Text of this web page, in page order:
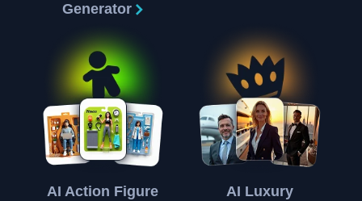
Generator
AI Action Figure
AI Luxury